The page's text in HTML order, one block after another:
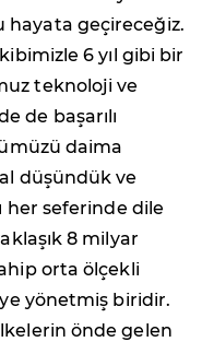
geçireceğiz.
6 yıl gibi bir
teknoloji ve
de başarılı
daima
düşündük ve
her seferinde dile
8 milyar
orta ölçekli
yönetmiş biridir.
önde gelen